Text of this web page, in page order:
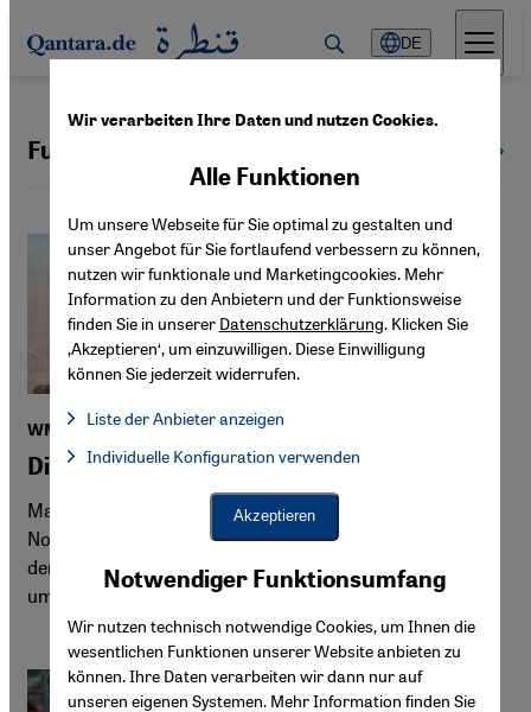
Direkt zum Inhalt springen
DE
Fußball
WM 2030 in Marokko
Die Medina wird zur Fanmeile
Marokkos National-Elf begeistert bei der WM in
Nordamerika die Fans. Zu Hause ebnen Bulldozer bereits
den Weg für die WM 2030. Alteingesessene werden
umgesiedelt und verlieren ihre Existenzgrundlage.
Wir verarbeiten Ihre Daten und nutzen Cookies.
Notwendiger Funktionsumfang
Wir nutzen technisch notwendige Cookies, um Ihnen die
wesentlichen Funktionen unserer Website anbieten zu
können. Ihre Daten verarbeiten wir dann nur auf
unseren eigenen Systemen. Mehr Information finden Sie
Alle Funktionen
Um unsere Webseite für Sie optimal zu gestalten und
unser Angebot für Sie fortlaufend verbessern zu können,
nutzen wir funktionale und Marketingcookies. Mehr
Information zu den Anbietern und der Funktionsweise
finden Sie in unserer Datenschutzerklärung. Klicken Sie
‚Akzeptieren‘, um einzuwilligen. Diese Einwilligung
können Sie jederzeit widerrufen.
Liste der Anbieter anzeigen
Facebook Embed / Facebook Connect, Google Maps Embed,
Facebook Embed / Facebook Connect
Google Maps Embed
Individuelle Konfiguration verwenden
Akzeptieren